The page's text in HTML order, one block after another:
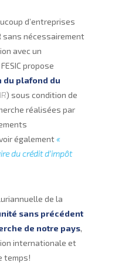
d’entreprises
sans nécessairement
avec un
propose
du plafond du
) sous condition de
réalisées par
également«
du crédit d’impôt
de la
sans précédent
de notre pays,
internationale et
temps!